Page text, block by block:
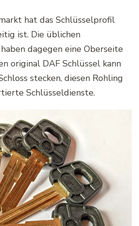
hat das Schlüsselprofil
ist. Die üblichen
dagegen eine Oberseite
original DAF Schlüssel kann
stecken, diesen Rohling
Schlüsseldienste.